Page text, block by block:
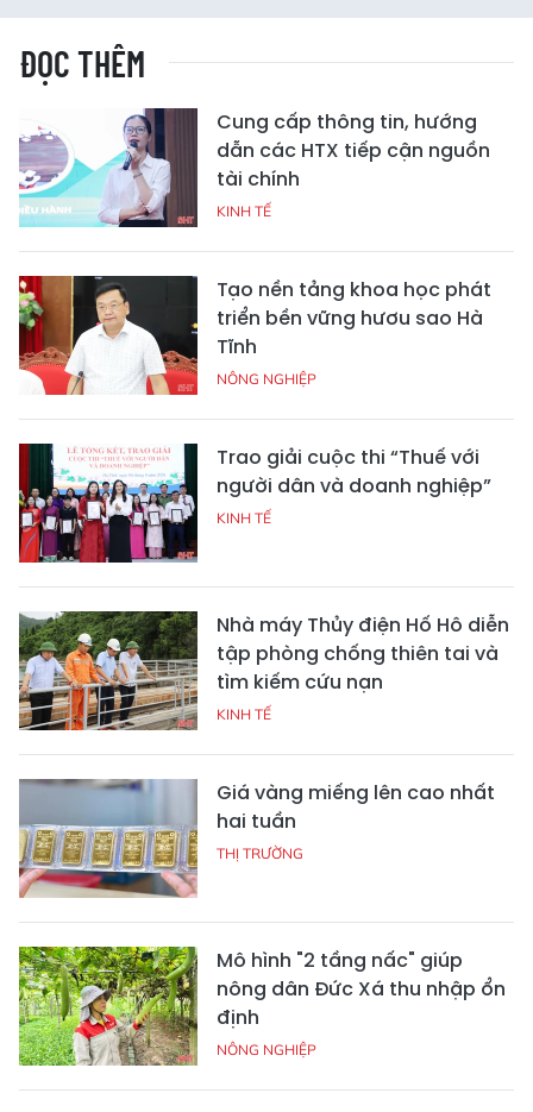
ĐỌC THÊM
Cung cấp thông tin, hướng
dẫn các HTX tiếp cận nguồn
tài chính
KINH TẾ
Tạo nền tảng khoa học phát
triển bền vững hươu sao Hà
Tĩnh
NÔNG NGHIỆP
Trao giải cuộc thi “Thuế với
người dân và doanh nghiệp”
KINH TẾ
Nhà máy Thủy điện Hố Hô diễn
tập phòng chống thiên tai và
tìm kiếm cứu nạn
KINH TẾ
Giá vàng miếng lên cao nhất
hai tuần
THỊ TRƯỜNG
Mô hình "2 tầng nấc" giúp
nông dân Đức Xá thu nhập ổn
định
NÔNG NGHIỆP